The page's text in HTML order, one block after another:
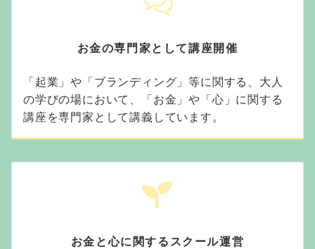
お金の専門家として講座開催
「起業」や「ブランディング」等に関する、大人
の学びの場において、「お金」や「心」に関する
講座を専門家として講義しています。
お金と心に関するスクール運営